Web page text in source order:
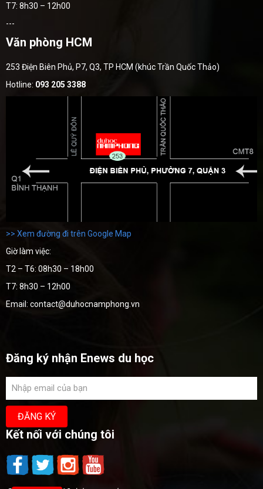
T7: 8h30 – 12h00
---
Văn phòng HCM
253 Điện Biên Phủ, P7, Q3, TP HCM (khúc Trần Quốc Thảo)
Hotline: 093 205 3388
>> Xem đường đi trên Google Map
Giờ làm việc:
T2 – T6: 08h30 – 18h00
T7: 8h30 – 12h00
Email: contact@duhocnamphong.vn
Đăng ký nhận Enews du học
Kết nối với chúng tôi